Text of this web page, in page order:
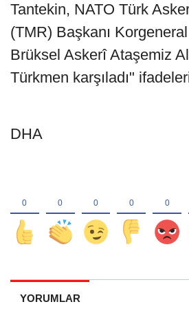
Tantekin, NATO Türk
(TMR) Başkanı
Brüksel Askerî Ataşemiz
Türkmen karşıladı"
DHA
YORUMLAR